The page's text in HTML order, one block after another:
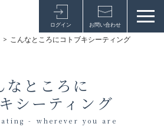
ログイン お問い合わせ
> こんなところにコトブキシーティング
なところに
シーティング
- wherever you are